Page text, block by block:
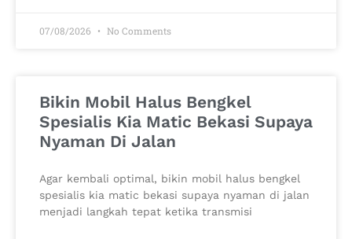
07/08/2026 No Comments
Bikin Mobil Halus Bengkel
Spesialis Kia Matic Bekasi Supaya
Nyaman Di Jalan
Agar kembali optimal, bikin mobil halus bengkel
spesialis kia matic bekasi supaya nyaman di jalan
menjadi langkah tepat ketika transmisi